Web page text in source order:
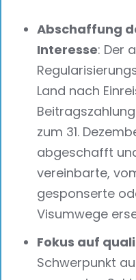
Abschaffung
Interesse: Der
Land nach
zum 31.
abgeschafft
vereinbarte,
gesponserte
Visumwege
Fokus auf
Schwerpunkt